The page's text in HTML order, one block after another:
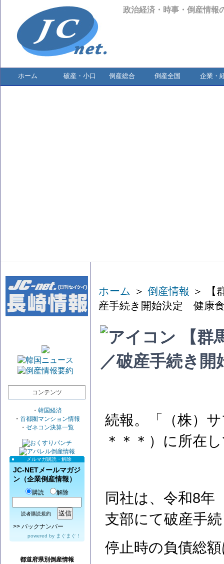
政治経済・時事・倒産情報
ホーム 破産・小口 倒産総合 倒産全国 企業・
コンテンツ
・ 韓国経済
・ 首都圏マンション情報
・ ゼネコン決算一覧
メルマガ購読・解除
JC-NETメールマガジ
ン（企業倒産情報）
購読 解除
読者購読規約
>> バックナンバー
powered by まぐまぐ！
都道府県別倒産情報
ホーム ＞ 倒産情報 ＞ 【
産手続き開始決定 健康
【群
／破産手続き
続報。「（株）
＊＊＊）に所在
同社は、令和8年
支部にて破産手
停止時の負債総